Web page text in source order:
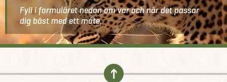
Fyll i formuläret nedan om var och när det passar
dig bäst med ett möte.